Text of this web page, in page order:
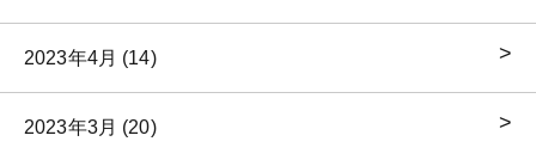
2023年4月 (14)
2023年3月 (20)